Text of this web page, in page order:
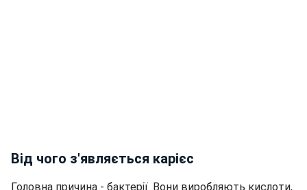
Від чого з'являється карієс
Головна причина - бактерії. Вони виробляють кислоти,